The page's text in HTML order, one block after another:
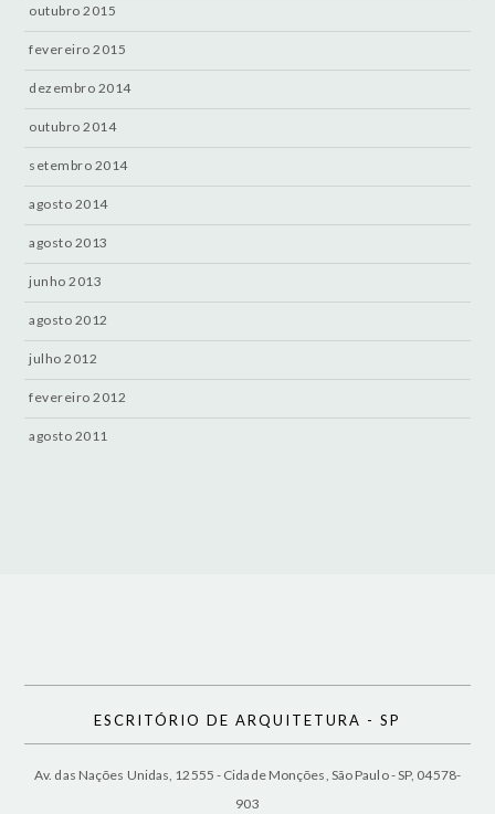
outubro 2015
fevereiro 2015
dezembro 2014
outubro 2014
setembro 2014
agosto 2014
agosto 2013
junho 2013
agosto 2012
julho 2012
fevereiro 2012
agosto 2011
ESCRITÓRIO DE ARQUITETURA - SP
Av. das Nações Unidas, 12555 - Cidade Monções, São Paulo - SP, 04578-
903